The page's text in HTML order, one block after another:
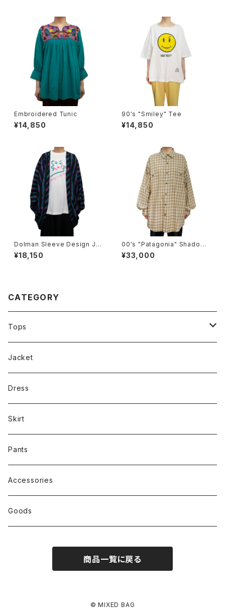
Embroidered Tunic
¥14,850
90's "Smiley" Tee
¥14,850
Dolman Sleeve Design Ja
cket
¥18,150
00's "Patagonia" Shadow
Plaid Shirt
¥33,000
CATEGORY
Tops
Tee
Jacket
Dress
Skirt
Pants
Accessories
Goods
商品一覧に戻る
© MIXED BAG